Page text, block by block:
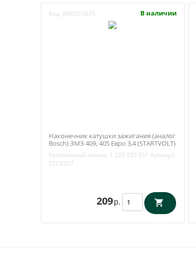
Код: УМ0013679 В наличии
Наконечник катушки зажигания (аналог
Bosch) ЗМЗ 409, 405 Евро 3,4 (STARTVOLT)
Каталожный номер: 1 220 703 031 Артикул:
STC0307
209 р.